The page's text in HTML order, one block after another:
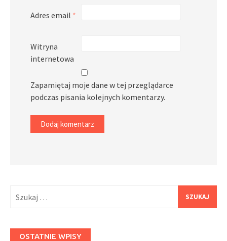
Adres email *
Witryna
internetowa
Zapamiętaj moje dane w tej przeglądarce
podczas pisania kolejnych komentarzy.
OSTATNIE WPISY